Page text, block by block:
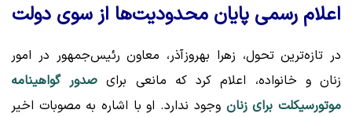
اعلام رسمی پایان محدودیت‌ها از سوی دولت
در تازه‌ترین تحول، زهرا بهروزآذر، معاون رئیس‌جمهور در امور
زنان و خانواده، اعلام کرد که مانعی برای صدور گواهینامه
موتورسیکلت برای زنان وجود ندارد. او با اشاره به مصوبات اخیر